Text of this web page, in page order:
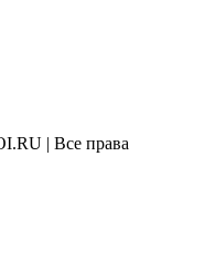
| Все права